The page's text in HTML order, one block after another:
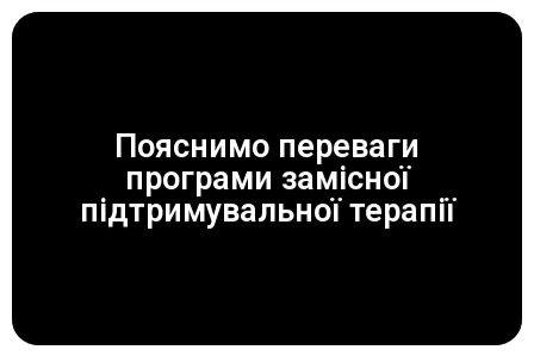
Пояснимо переваги
програми замісної
підтримувальної терапії
ЗАВЖДИ ДОПОМОЖЕМО!